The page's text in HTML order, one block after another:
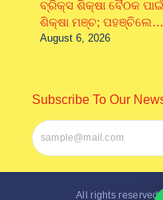
ବ୍ରିକ୍ସ ଶିକ୍ଷା ବୈଠକ
ଶିକ୍ଷା ମଞ୍ଚ; ପହଞ୍ଚିଲେ…
August 6, 2026
Subscribe To Our
All rights reserved.